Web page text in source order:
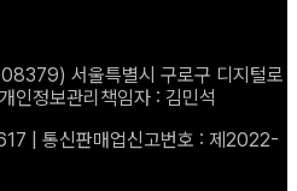
서울특별시 구로구 디지털로
인정보관리책임자 : 김민석
| 통신판매업신고번호 : 제2022-